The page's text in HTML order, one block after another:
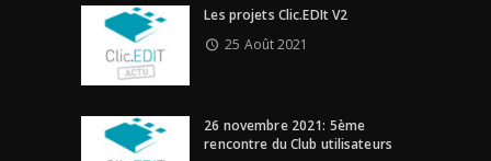
Les projets Clic.EDIt V2
25 Août 2021
26 novembre 2021: 5ème
rencontre du Club utilisateurs